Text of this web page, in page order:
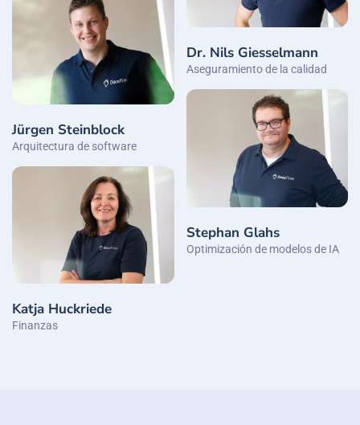
Dr. Nils Giesselmann
Aseguramiento de la calidad
Jürgen Steinblock
Arquitectura de software
Stephan Glahs
Optimización de modelos de IA
Katja Huckriede
Finanzas